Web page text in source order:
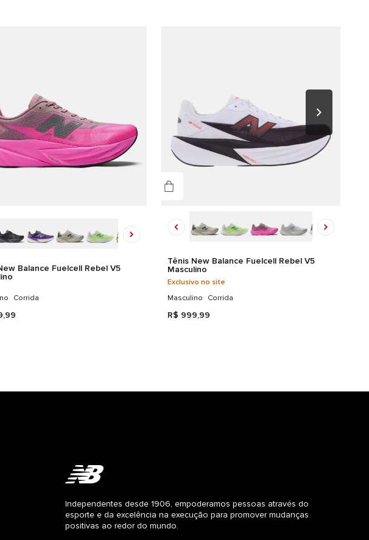
Balance Fuelcell Rebel V5
Corrida
,99
Tênis New Balance Fuelcell Rebel V5
Masculino
Exclusivo no site
Masculino
Corrida
R$ 999,99
Independentes desde 1906, empoderamos pessoas através do
esporte e da excelência na execução para promover mudanças
positivas ao redor do mundo.